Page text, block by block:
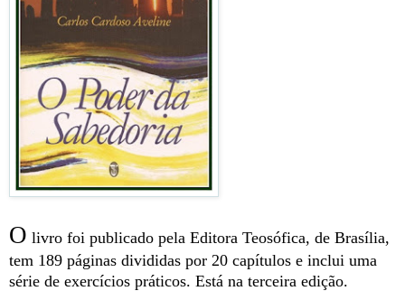
O livro foi publicado pela Editora Teosófica, de Brasília,
tem 189 páginas divididas por 20 capítulos e inclui uma
série de exercícios práticos. Está na terceira edição.